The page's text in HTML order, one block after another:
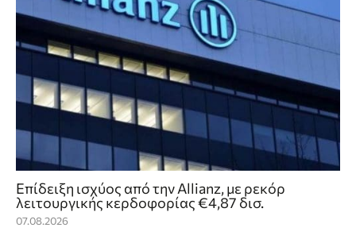
Επίδειξη ισχύος από την Allianz, με ρεκόρ
λειτουργικής κερδοφορίας €4,87 δισ.
07.08.2026